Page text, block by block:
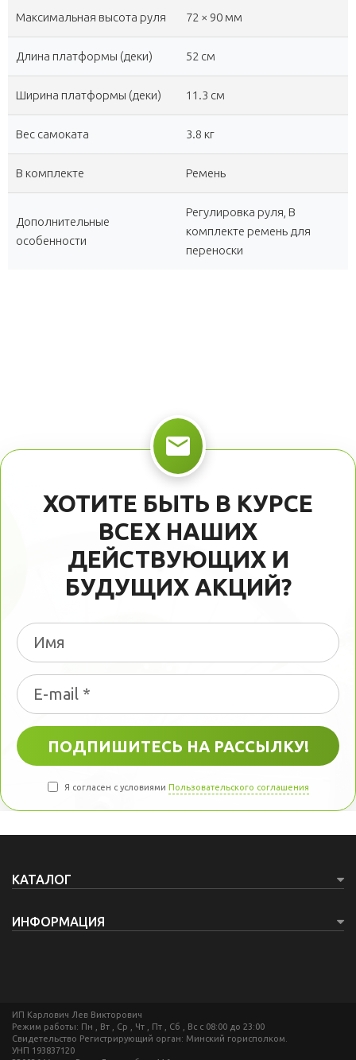
Максимальная высота руля 72 × 90 мм
Длина платформы (деки) 52 см
Ширина платформы (деки) 11.3 см
Вес самоката 3.8 кг
В комплекте Ремень
Дополнительные
особенности
Регулировка руля, В
комплекте ремень для
переноски
ХОТИТЕ БЫТЬ В КУРСЕ
ВСЕХ НАШИХ
ДЕЙСТВУЮЩИХ И
БУДУЩИХ АКЦИЙ?
Я согласен с условиями Пользовательского соглашения
КАТАЛОГ
ИНФОРМАЦИЯ
ИП Карлович Лев Викторович
Режим работы: Пн , Вт , Ср , Чт , Пт , Сб , Вс c 08:00 до 23:00
Свидетельство Регистрирующий орган: Минский горисполком.
УНП 193837120